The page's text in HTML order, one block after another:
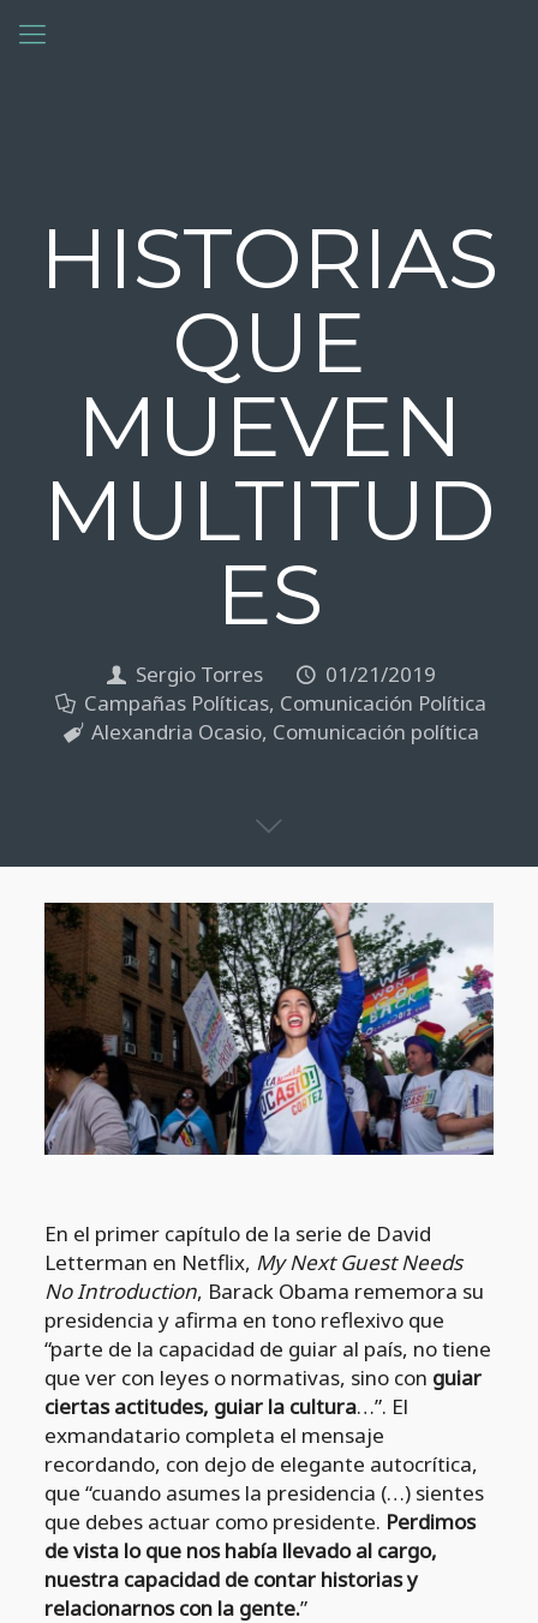
HISTORIAS
QUE
MUEVEN
MULTITUD
ES
Sergio Torres
01/21/2019
Campañas Políticas, Comunicación Política
Alexandria Ocasio, Comunicación política
En el primer capítulo de la serie de David
Letterman en Netflix, My Next Guest Needs
No Introduction, Barack Obama rememora su
presidencia y afirma en tono reflexivo que
“parte de la capacidad de guiar al país, no tiene
que ver con leyes o normativas, sino con guiar
ciertas actitudes, guiar la cultura…”. El
exmandatario completa el mensaje
recordando, con dejo de elegante autocrítica,
que “cuando asumes la presidencia (…) sientes
que debes actuar como presidente. Perdimos
de vista lo que nos había llevado al cargo,
nuestra capacidad de contar historias y
relacionarnos con la gente.”